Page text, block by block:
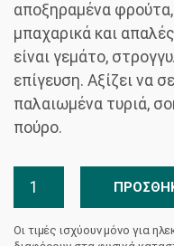
αποξηραμένα
μπαχαρικά και
είναι γεμάτο,
επίγευση. Αξίζει να
παλαιωμένα τυριά,
πούρο.
Τσίπουρο
Παλαιωμένο
Οι τιμές ισχύουν μόνο για